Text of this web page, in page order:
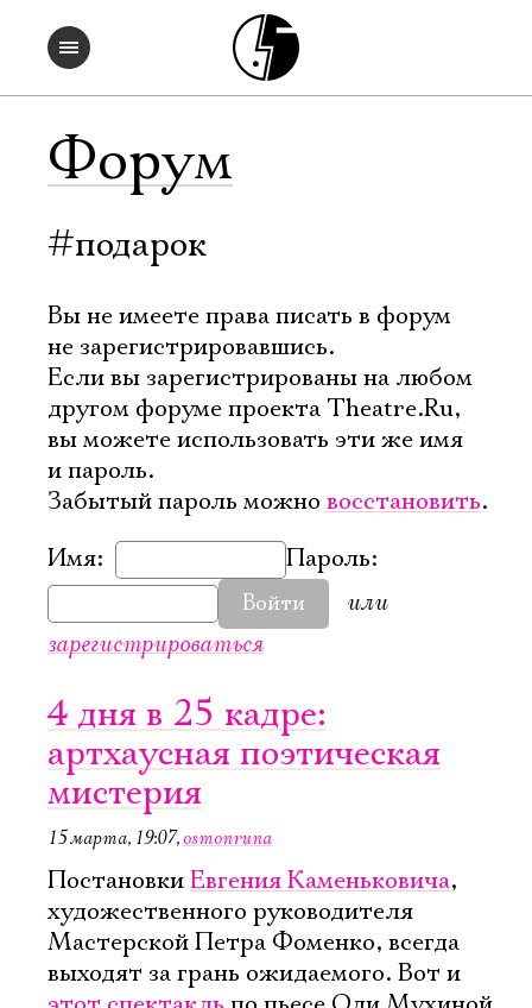
Форум
#подарок
Вы не имеете права писать в форум
не зарегистрировавшись.
Если вы зарегистрированы на любом
другом форуме проекта Theatre.Ru,
вы можете использовать эти же имя
и пароль.
Забытый пароль можно восстановить.
Имя:
Пароль:
Войти
или
зарегистрироваться
4 дня в 25 кадре:
артхаусная поэтическая
мистерия
15 марта, 19:07, osmonruna
ПостановкиЕвгения Каменьковича,
художественного руководителя
Мастерской Петра Фоменко, всегда
выходят за грань ожидаемого. Вот и